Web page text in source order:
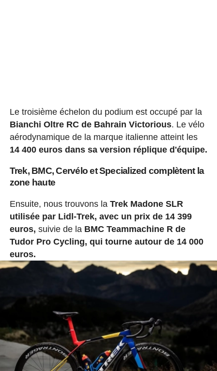
Le troisième échelon du podium est occupé par la
Bianchi Oltre RC de Bahrain Victorious. Le vélo
aérodynamique de la marque italienne atteint les
14 400 euros dans sa version réplique d'équipe.
Trek, BMC, Cervélo et Specialized complètent la
zone haute
Ensuite, nous trouvons la Trek Madone SLR
utilisée par Lidl-Trek, avec un prix de 14 399
euros, suivie de la BMC Teammachine R de
Tudor Pro Cycling, qui tourne autour de 14 000
euros.